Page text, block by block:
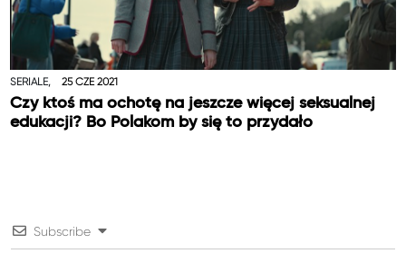
SERIALE, 25 CZE 2021
Czy ktoś ma ochotę na jeszcze więcej seksualnej
edukacji? Bo Polakom by się to przydało
Subscribe